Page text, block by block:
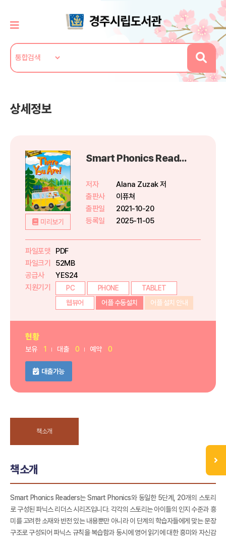
상세정보
미리보기
Smart Phonics Readers 2-1 : There You Are!
저자
Alana Zuzak 저
출판사
이퓨쳐
출판일
2021-10-20
등록일
2025-11-05
파일포맷
PDF
파일크기
52MB
공급사
YES24
지원기기
PC PHONE
TABLET
웹뷰어
어플 수동설치 어플 설치 안내
현황
보유 1 대출 0 예약 0
대출가능
책소개
책소개
Smart Phonics Readers는 Smart Phonics와 동일한 5단계, 20개의 스토리
로 구성된 파닉스 리더스 시리즈입니다. 각각의 스토리는 아이들의 인지 수준과 흥
미를 고려한 소재와 반전 있는 내용뿐만 아니라 이 단계의 학습자들에게 맞는 문장
구조로 구성되어 파닉스 규칙을 복습함과 동시에 영어 읽기에 대한 흥미와 자신감